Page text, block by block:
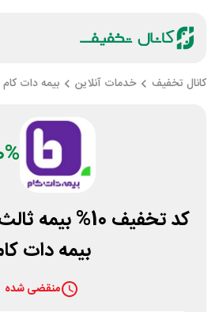
کانال تخفیف خدمات آنلاین بیمه دات کام
کد تخفیف 10%
بیمه دات
منقضی شده